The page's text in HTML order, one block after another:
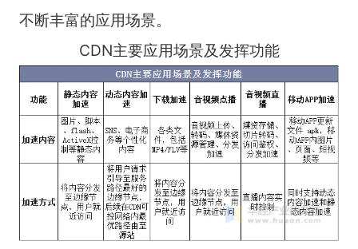
不断丰富的应用场景。
CDN主要应用场景及发挥功能